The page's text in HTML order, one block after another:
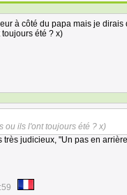
à côté du papa mais je
été ? x)
ou ils l'ont toujours été ? x)
très judicieux, "Un pas en